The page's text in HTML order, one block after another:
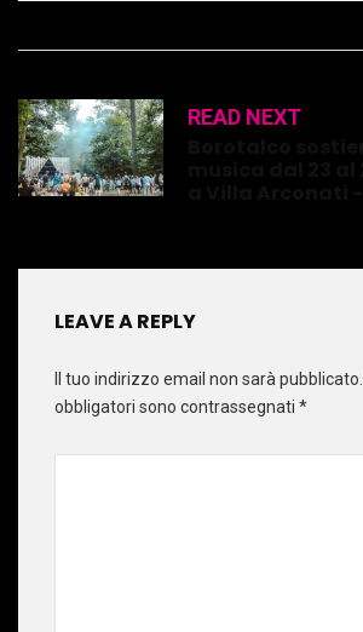
READ NEXT
LEAVE A REPLY
Il tuo indirizzo email non sarà pubblicato.
obbligatori sono contrassegnati *